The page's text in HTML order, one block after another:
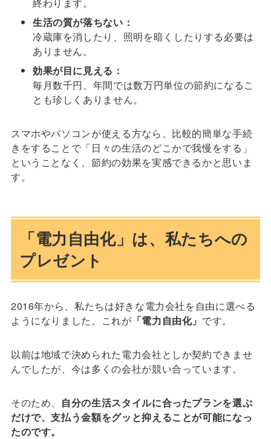
生活の質が落ちない：
冷蔵庫を消したり、照明を暗くしたりする必要は
ありません。
効果が目に見える：
毎月数千円、年間では数万円単位の節約になるこ
とも珍しくありません。
スマホやパソコンが使える方なら、比較的簡単な手続
きをすることで「日々の生活のどこかで我慢をする」
ということなく、節約の効果を実感できるかと思いま
す。
「電力自由化」は、私たちへの
プレゼント
2016年から、私たちは好きな電力会社を自由に選べる
ようになりました。これが 「電力自由化」 です。
以前は地域で決められた電力会社としか契約できませ
んでしたが、今は多くの会社が競い合っています。
そのため、 自分の生活スタイルに合ったプランを選ぶ
だけで、支払う金額をグッと抑えることが可能になっ
たのです。